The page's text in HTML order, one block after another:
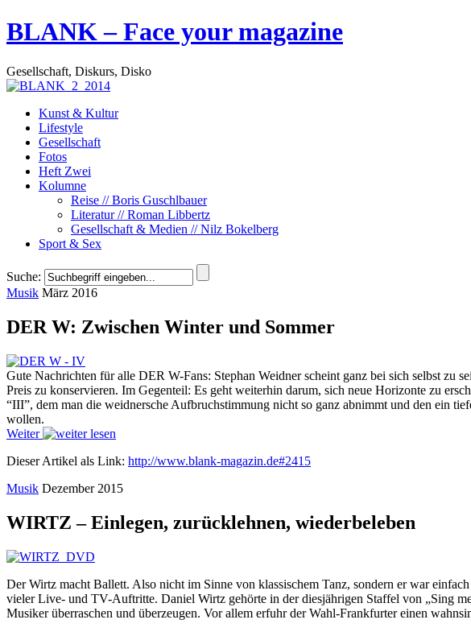
BLANK – Face your magazine
Gesellschaft, Diskurs, Disko
Kunst & Kultur
Lifestyle
Gesellschaft
Fotos
Heft Zwei
Kolumne
Reise // Boris Guschlbauer
Literatur // Roman Libbertz
Gesellschaft & Medien // Nilz Bokelberg
Sport & Sex
Suche:
Musik März 2016
DER W: Zwischen Winter und Sommer
Gute Nachrichten für alle DER W-Fans: Stephan Weidner scheint ganz bei sich selbst zu
Preis zu konservieren. Im Gegenteil: Es geht weiterhin darum, sich neue Horizonte zu
“III”, dem man die weidnersche Aufbruchstimmung nicht so ganz abnimmt und den ein
wollen.
Weiter
Dieser Artikel als Link: http://www.blank-magazin.de#2415
Musik Dezember 2015
WIRTZ – Einlegen, zurücklehnen, wiederbeleben
Der Wirtz macht Ballett. Also nicht im Sinne von klassischem Tanz, sondern er war
vieler Live- und TV-Auftritte. Daniel Wirtz gehörte in der diesjährigen Staffel von „Sing
Musiker überraschen und überzeugen. Vor allem erfuhr der Wahl-Frankfurter einen